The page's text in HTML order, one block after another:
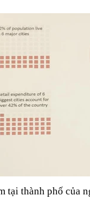
tại thành phố của